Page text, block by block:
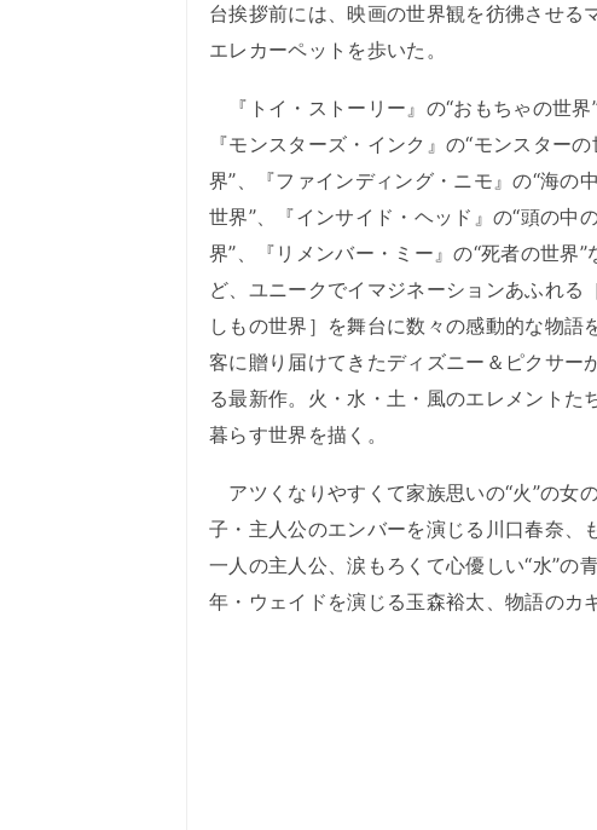
台挨拶前には、映画の世界観を彷彿させる
エレカーペットを歩いた。
『トイ・ストーリー』の“おもちゃの世界”
『モンスターズ・インク』の“モンスターの
界”、『ファインディング・ニモ』の“海の
世界”、『インサイド・ヘッド』の“頭の中
界”、『リメンバー・ミー』の“死者の世界”
ど、ユニークでイマジネーションあふれる
しもの世界］を舞台に数々の感動的な物語
客に贈り届けてきたディズニー＆ピクサー
る最新作。火・水・土・風のエレメントた
暮らす世界を描く。
アツくなりやすくて家族思いの“火”の女
子・主人公のエンバーを演じる川口春奈、
一人の主人公、涙もろくて心優しい“水”の
年・ウェイドを演じる玉森裕太、物語のカ